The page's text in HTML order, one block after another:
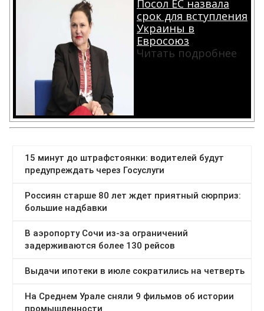
Посол ЕС назвала
срок для вступления
Украины в
Евросоюз
Читать подробнее